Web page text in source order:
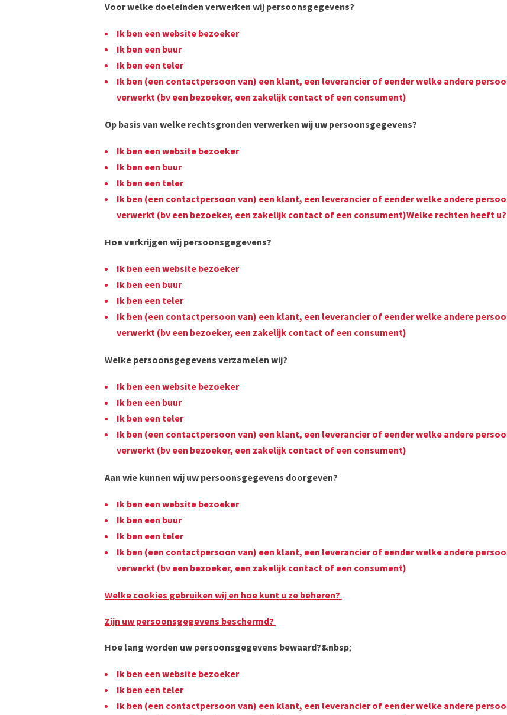
Voor welke doeleinden verwerken wij persoonsgegevens?
Ik ben een website bezoeker
Ik ben een buur
Ik ben een teler
Ik ben (een contactpersoon van) een klant, een leverancier of eender welke andere
verwerkt (bv een bezoeker, een zakelijk contact of een consument)
Op basis van welke rechtsgronden verwerken wij uw persoonsgegevens?
Ik ben een website bezoeker
Ik ben een buur
Ik ben een teler
Ik ben (een contactpersoon van) een klant, een leverancier of eender welke andere
verwerkt (bv een bezoeker, een zakelijk contact of een consument)Welke rechten heeft u?
Hoe verkrijgen wij persoonsgegevens?
Ik ben een website bezoeker
Ik ben een buur
Ik ben een teler
Ik ben (een contactpersoon van) een klant, een leverancier of eender welke andere
verwerkt (bv een bezoeker, een zakelijk contact of een consument)
Welke persoonsgegevens verzamelen wij?
Ik ben een website bezoeker
Ik ben een buur
Ik ben een teler
Ik ben (een contactpersoon van) een klant, een leverancier of eender welke andere
verwerkt (bv een bezoeker, een zakelijk contact of een consument)
Aan wie kunnen wij uw persoonsgegevens doorgeven?
Ik ben een website bezoeker
Ik ben een buur
Ik ben een teler
Ik ben (een contactpersoon van) een klant, een leverancier of eender welke andere
verwerkt (bv een bezoeker, een zakelijk contact of een consument)
Welke cookies gebruiken wij en hoe kunt u ze beheren?
Zijn uw persoonsgegevens beschermd?
Hoe lang worden uw persoonsgegevens bewaard?&nbsp;
Ik ben een website bezoeker
Ik ben een teler
Ik ben (een contactpersoon van) een klant, een leverancier of eender welke andere